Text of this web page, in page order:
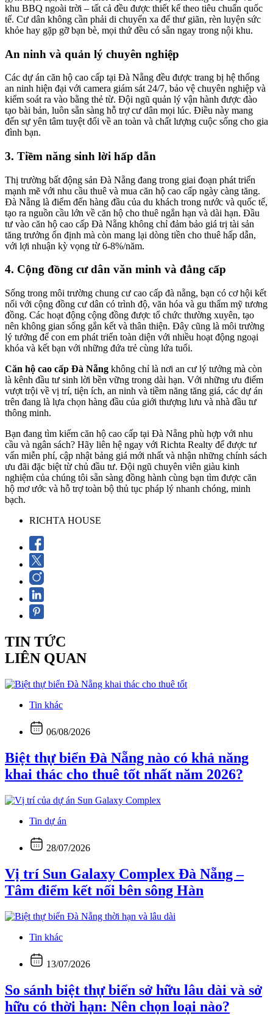
khu BBQ ngoài trời – tất cả đều được thiết kế theo tiêu chuẩn quốc
tế. Cư dân không cần phải di chuyển xa để thư giãn, rèn luyện sức
khỏe hay gặp gỡ bạn bè, mọi thứ đều có sẵn ngay trong nội khu.
An ninh và quản lý chuyên nghiệp
Các dự án căn hộ cao cấp tại Đà Nẵng đều được trang bị hệ thống
an ninh hiện đại với camera giám sát 24/7, bảo vệ chuyên nghiệp và
kiểm soát ra vào bằng thẻ từ. Đội ngũ quản lý vận hành được đào
tạo bài bản, luôn sẵn sàng hỗ trợ cư dân mọi lúc. Điều này mang
đến sự yên tâm tuyệt đối về an toàn và chất lượng cuộc sống cho gia
đình bạn.
3. Tiềm năng sinh lời hấp dẫn
Thị trường bất động sản Đà Nẵng đang trong giai đoạn phát triển
mạnh mẽ với nhu cầu thuê và mua căn hộ cao cấp ngày càng tăng.
Đà Nẵng là điểm đến hàng đầu của du khách trong nước và quốc tế,
tạo ra nguồn cầu lớn về căn hộ cho thuê ngắn hạn và dài hạn. Đầu
tư vào căn hộ cao cấp Đà Nẵng không chỉ đảm bảo giá trị tài sản
tăng trưởng ổn định mà còn mang lại dòng tiền cho thuê hấp dẫn,
với lợi nhuận kỳ vọng từ 6-8%/năm.
4. Cộng đồng cư dân văn minh và đẳng cấp
Sống trong môi trường chung cư cao cấp đà nẵng, bạn có cơ hội kết
nối với cộng đồng cư dân có trình độ, văn hóa và gu thẩm mỹ tương
đồng. Các hoạt động cộng đồng được tổ chức thường xuyên, tạo
nên không gian sống gắn kết và thân thiện. Đây cũng là môi trường
lý tưởng để con em phát triển toàn diện với nhiều hoạt động ngoại
khóa và kết bạn với những đứa trẻ cùng lứa tuổi.
Căn hộ cao cấp Đà Nẵng không chỉ là nơi an cư lý tưởng mà còn
là kênh đầu tư sinh lời bền vững trong dài hạn. Với những ưu điểm
vượt trội về vị trí, tiện ích, an ninh và tiềm năng tăng giá, các dự án
trên đang là lựa chọn hàng đầu của giới thượng lưu và nhà đầu tư
thông minh.
Bạn đang tìm kiếm căn hộ cao cấp tại Đà Nẵng phù hợp với nhu
cầu và ngân sách? Hãy liên hệ ngay với Richta Realty để được tư
vấn miễn phí, cập nhật bảng giá mới nhất và nhận những chính sách
ưu đãi đặc biệt từ chủ đầu tư. Đội ngũ chuyên viên giàu kinh
nghiệm của chúng tôi sẵn sàng đồng hành cùng bạn tìm được căn
hộ mơ ước và hỗ trợ toàn bộ thủ tục pháp lý nhanh chóng, minh
bạch.
RICHTA HOUSE
TIN TỨC
LIÊN QUAN
Tin khác
06/08/2026
Biệt thự biển Đà Nẵng nào có khả năng
khai thác cho thuê tốt nhất năm 2026?
Tin dự án
28/07/2026
Vị trí Sun Galaxy Complex Đà Nẵng –
Tâm điểm kết nối bên sông Hàn
Tin khác
13/07/2026
So sánh biệt thự biển sở hữu lâu dài và sở
hữu có thời hạn: Nên chọn loại nào?